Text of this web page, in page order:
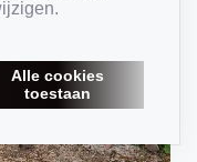
Alle cookies
toestaan